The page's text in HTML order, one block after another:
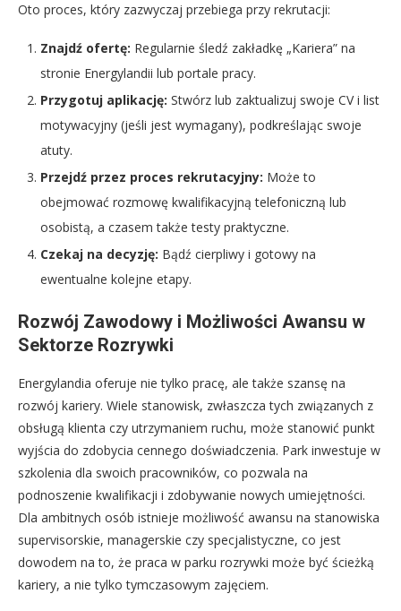
Oto proces, który zazwyczaj przebiega przy rekrutacji:
Znajdź ofertę: Regularnie śledź zakładkę „Kariera” na
stronie Energylandii lub portale pracy.
Przygotuj aplikację: Stwórz lub zaktualizuj swoje CV i list
motywacyjny (jeśli jest wymagany), podkreślając swoje
atuty.
Przejdź przez proces rekrutacyjny: Może to
obejmować rozmowę kwalifikacyjną telefoniczną lub
osobistą, a czasem także testy praktyczne.
Czekaj na decyzję: Bądź cierpliwy i gotowy na
ewentualne kolejne etapy.
Rozwój Zawodowy i Możliwości Awansu w
Sektorze Rozrywki
Energylandia oferuje nie tylko pracę, ale także szansę na
rozwój kariery. Wiele stanowisk, zwłaszcza tych związanych z
obsługą klienta czy utrzymaniem ruchu, może stanowić punkt
wyjścia do zdobycia cennego doświadczenia. Park inwestuje w
szkolenia dla swoich pracowników, co pozwala na
podnoszenie kwalifikacji i zdobywanie nowych umiejętności.
Dla ambitnych osób istnieje możliwość awansu na stanowiska
supervisorskie, managerskie czy specjalistyczne, co jest
dowodem na to, że praca w parku rozrywki może być ścieżką
kariery, a nie tylko tymczasowym zajęciem.